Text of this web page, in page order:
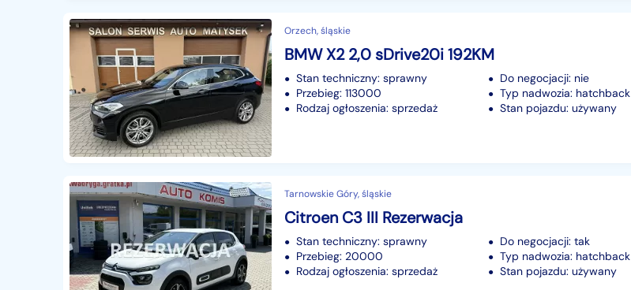
Orzech, śląskie
BMW X2 2,0 sDrive20i 192KM
Stan techniczny: sprawny
Przebieg: 113000
Rodzaj ogłoszenia: sprzedaż
Do negocjacji: nie
Typ nadwozia: hatchback
Stan pojazdu: używany
Tarnowskie Góry, śląskie
Citroen C3 III Rezerwacja
Stan techniczny: sprawny
Przebieg: 20000
Rodzaj ogłoszenia: sprzedaż
Do negocjacji: tak
Typ nadwozia: hatchback
Stan pojazdu: używany